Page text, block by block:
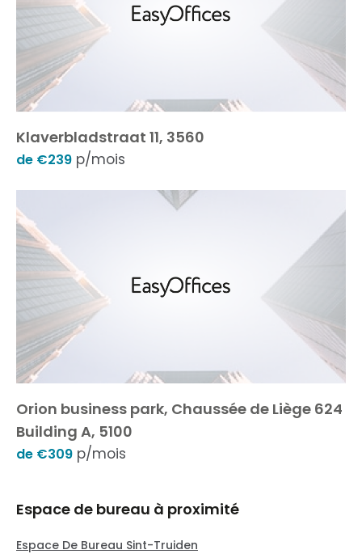
Klaverbladstraat 11, 3560
de €239 p/mois
Orion business park, Chaussée de Liège 624
Building A, 5100
de €309 p/mois
Espace de bureau à proximité
Espace De Bureau Sint-Truiden